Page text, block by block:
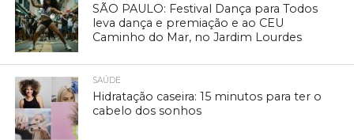
SÃO PAULO: Festival Dança para Todos
leva dança e premiação e ao CEU
Caminho do Mar, no Jardim Lourdes
SAÚDE
Hidratação caseira: 15 minutos para ter o
cabelo dos sonhos